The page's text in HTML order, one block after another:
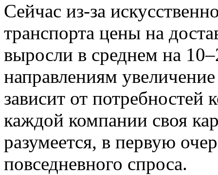
Сейчас из-за
транспорта цены на
выросли в среднем на
направлениям
зависит от потребностей
каждой компании своя
разумеется, в первую
повседневного спроса.